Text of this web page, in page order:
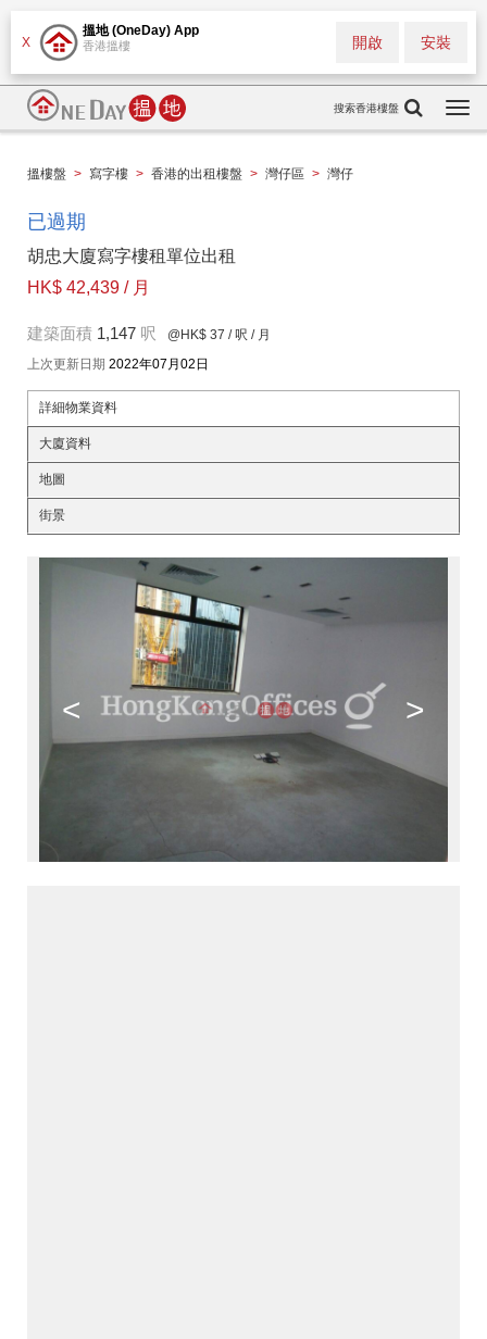
X
搵地 (OneDay) App
香港搵樓 安裝
開啟
搜索香港樓盤
搵樓盤 > 寫字樓 > 香港的出租樓盤 > 灣仔區 > 灣仔
已過期
胡忠大廈寫字樓租單位出租
HK$ 42,439 / 月
建築面積 1,147 呎 @HK$ 37 / 呎 / 月
上次更新日期 2022年07月02日
詳細物業資料
大廈資料
地圖
街景
< >